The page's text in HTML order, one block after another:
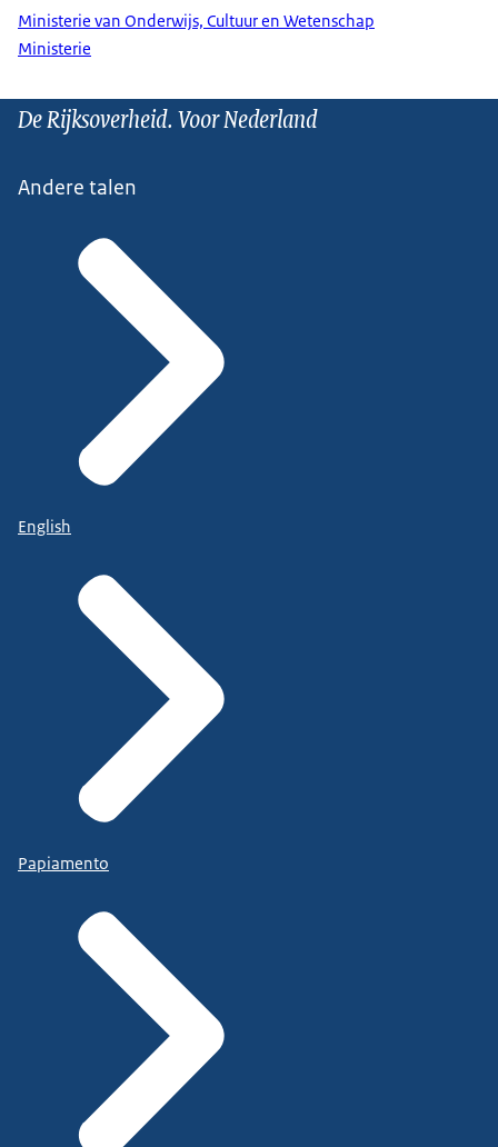
Ministerie van Onderwijs, Cultuur en Wetenschap
Ministerie
De Rijksoverheid. Voor Nederland
Andere talen
English
Papiamento